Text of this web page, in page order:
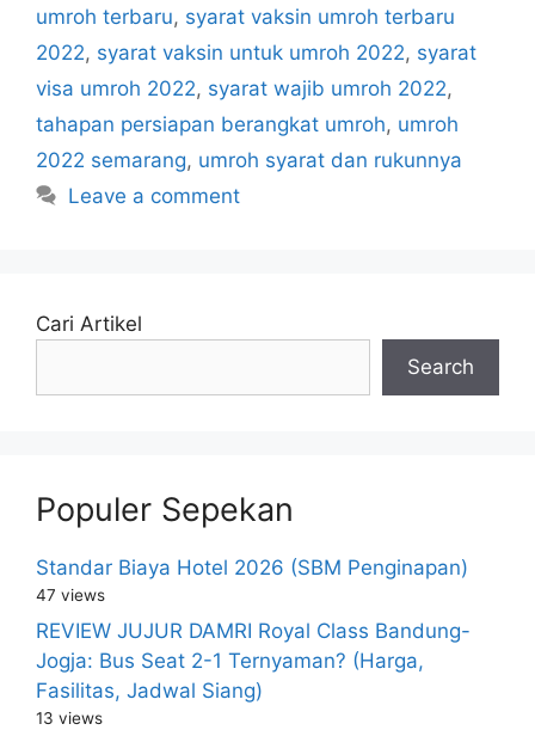
umroh terbaru, syarat vaksin umroh terbaru
2022, syarat vaksin untuk umroh 2022, syarat
visa umroh 2022, syarat wajib umroh 2022,
tahapan persiapan berangkat umroh, umroh
2022 semarang, umroh syarat dan rukunnya
Leave a comment
Cari Artikel
Search
Populer Sepekan
Standar Biaya Hotel 2026 (SBM Penginapan)
47 views
REVIEW JUJUR DAMRI Royal Class Bandung-
Jogja: Bus Seat 2-1 Ternyaman? (Harga,
Fasilitas, Jadwal Siang)
13 views